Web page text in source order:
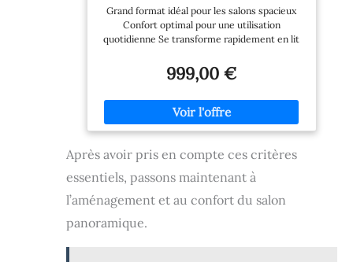
- 6 Places - 303 cm (Marron)
Grand format idéal pour les salons spacieux
Confort optimal pour une utilisation
quotidienne Se transforme rapidement en lit
pour les moments en famille ou entre amis
999,00 €
Après avoir pris en compte ces critères
essentiels, passons maintenant à
l’aménagement et au confort du salon
panoramique.